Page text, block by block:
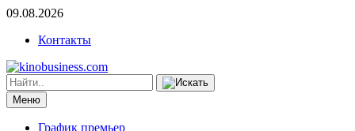
09.08.2026
Контакты
Меню
График премьер